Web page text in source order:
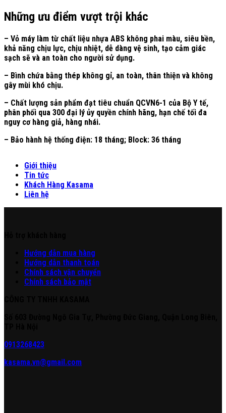
Những ưu điểm vượt trội khác
– Vỏ máy làm từ chất liệu nhựa ABS không phai màu, siêu bền,
khả năng chịu lực, chịu nhiệt, dễ dàng vệ sinh, tạo cảm giác
sạch sẽ và an toàn cho người sử dụng.
– Bình chứa bằng thép không gỉ, an toàn, thân thiện và không
gây mùi khó chịu.
– Chất lượng sản phẩm đạt tiêu chuẩn QCVN6-1 của Bộ Y tế,
phân phối qua 300 đại lý ủy quyền chính hãng, hạn chế tối đa
nguy cơ hàng giả, hàng nhái.
– Bảo hành hệ thống điện: 18 tháng; Block: 36 tháng
Giới thiệu
Tin tức
Khách Hàng Kasama
Liên hệ
Hướng dẫn mua hàng
Hướng dẫn thanh toán
Chính sách vận chuyển
Chính sách bảo mật
0913268423
kasama.vn@gmail.com